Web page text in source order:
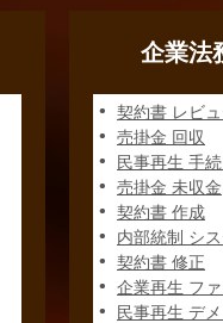
企業法
契約書 レビ
売掛金 回収
民事再生 手続
売掛金 未収金
契約書 作成
内部統制 シ
契約書 修正
企業再生 フ
民事再生 デ